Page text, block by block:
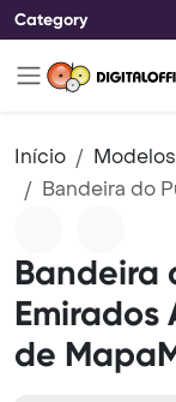
Category
Início Modelos
Bandeira do
Bandeira
Emirados
de